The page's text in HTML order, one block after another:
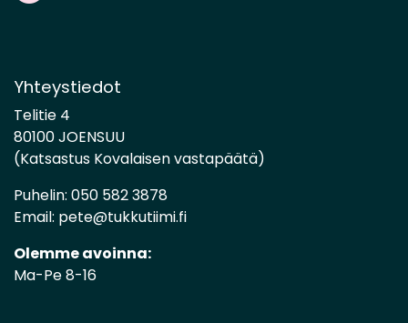
Yhteystiedot
Telitie 4
80100 JOENSUU
(Katsastus Kovalaisen vastapäätä)
Puhelin: 050 582 3878
Email: pete@tukkutiimi.fi
Olemme avoinna:
Ma-Pe 8-16